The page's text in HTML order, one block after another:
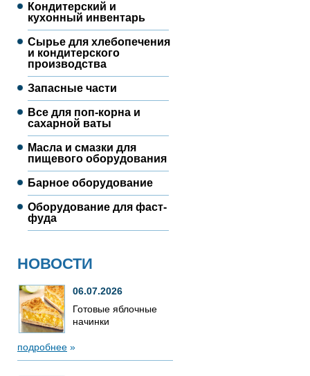
Кондитерский и
кухонный инвентарь
Сырье для хлебопечения
и кондитерского
производства
Запасные части
Все для поп-корна и
сахарной ваты
Масла и смазки для
пищевого оборудования
Барное оборудование
Оборудование для фаст-
фуда
НОВОСТИ
06.07.2026
Готовые яблочные
начинки
подробнее »